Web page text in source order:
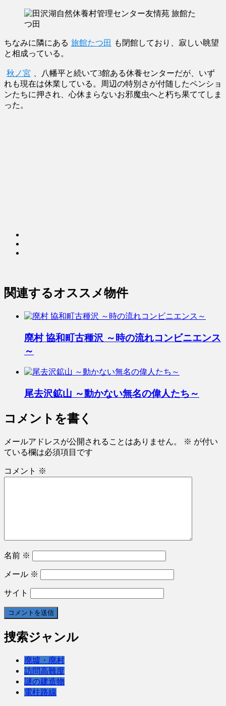
ちなみに隣にある 旅館たつ田
も閉館しており、寂しい眺望
と相成っている。
秋ノ宮
、八幡平と続いて3館ある休養センターだが、いず
れも現在は休業している。周辺の特別さが付随したペンショ
ンたちに押され、心休まらないお邪魔虫へと朽ち果ててしま
った。
関連するオススメ物件
廃村 協和町古種沢 ～時の流れコンビニエンス
～
尾去沢鉱山 ～動かない無名の偉人たち～
コメントを書く
メールアドレスが公開されることはありません。 ※ が付い
ている欄は必須項目です
コメント ※
名前 ※
メール ※
サイト
捜索ジャンル
廃墟・廃村
訪問高難度
謎の建造物
電柱路線